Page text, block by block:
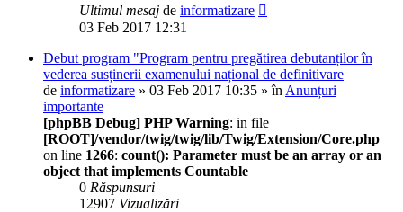
Ultimul mesaj de informatizare
03 Feb 2017 12:31
Debut program "Program pentru pregătirea debutanților în
vederea susținerii examenului național de definitivare
de informatizare » 03 Feb 2017 10:35 » în Anunțuri
importante
[phpBB Debug] PHP Warning: in file
[ROOT]/vendor/twig/twig/lib/Twig/Extension/Core.php
on line 1266: count(): Parameter must be an array or an
object that implements Countable
0 Răspunsuri
12907 Vizualizări